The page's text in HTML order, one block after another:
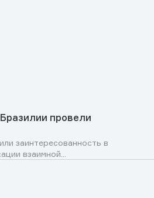
провели
заинтересованность в
взаимной...